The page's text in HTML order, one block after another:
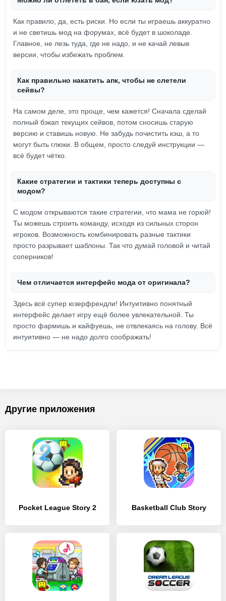
Как правило, да, есть риски. Но если ты играешь аккуратно
и не светишь мод на форумах, всё будет в шоколаде.
Главное, не лезь туда, где не надо, и не качай левые
версии, чтобы избежать проблем.
Как правильно накатить апк, чтобы не слетели
сейвы?
На самом деле, это проще, чем кажется! Сначала сделай
полный бэкап текущих сейвов, потом сносишь старую
версию и ставишь новую. Не забудь почистить кэш, а то
могут быть глюки. В общем, просто следуй инструкции —
всё будет чётко.
Какие стратегии и тактики теперь доступны с
модом?
С модом открываются такие стратегии, что мама не горюй!
Ты можешь строить команду, исходя из сильных сторон
игроков. Возможность комбинировать разные тактики
просто разрывает шаблоны. Так что думай головой и читай
соперников!
Чем отличается интерфейс мода от оригинала?
Здесь всё супер юзерфрендли! Интуитивно понятный
интерфейс делает игру ещё более увлекательной. Ты
просто фармишь и кайфуешь, не отвлекаясь на голову. Всё
интуитивно — не надо долго соображать!
Другие приложения
Pocket League Story 2 Basketball Club Story